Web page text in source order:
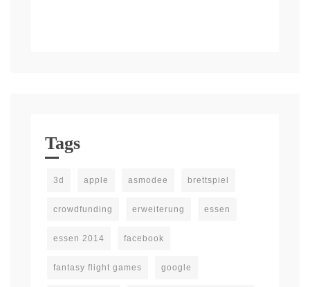
Tags
3d apple asmodee brettspiel
crowdfunding erweiterung essen
essen 2014 facebook
fantasy flight games google